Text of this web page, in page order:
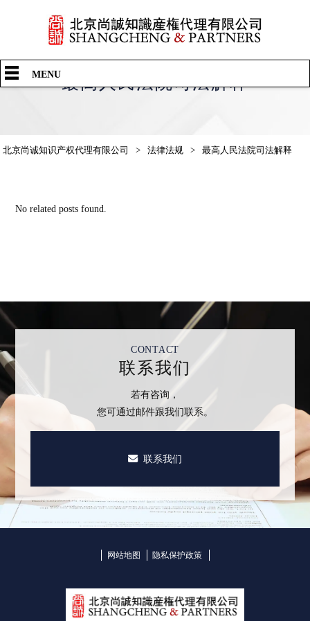
MENU最高人民法院司法解释
北京尚诚知识产权代理有限公司 > 法律法规 > 最高人民法院司法解释
No related posts found.
CONTACT
联系我们
若有咨询，
您可通过邮件跟我们联系。
联系我们
网站地图 隐私保护政策